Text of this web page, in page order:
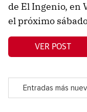
de El Ingenio, en
el próximo
VER POST
Entradas más